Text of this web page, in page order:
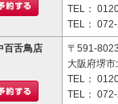
TEL：
TEL：
百舌鳥店
〒591-8023
大阪府堺
TEL：
TEL：